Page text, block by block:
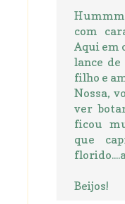
com
Aqui em
lance
filho e
Nossa,
ver
ficou
que
Beijos!